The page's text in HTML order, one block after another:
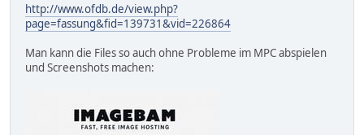
http://www.ofdb.de/view.php?
page=fassung&fid=139731&vid=226864
Man kann die Files so auch ohne Probleme im MPC abspielen
und Screenshots machen: